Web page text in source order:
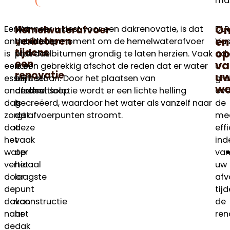
Een
onderuitloop
is
een
essentieel
onderdeel
dat
zorgt
dat
het
water
verticaal
door
de
dakconstructie
naar
de
Het
grote
voordeel
van
een
onderuitloop
is
dat
deze
vaak
op
het
laagste
punt
van
het
dak
Hemelwaterafvoer
verbeteren
tijdens
een
renovatie
Wanneer u kiest voor een dakrenovatie, is dat
het ideale moment om de hemelwaterafvoer
plat dak bitumen grondig te laten herzien. Vaak
is een gebrekkig afschot de reden dat er water
blijft staan. Door het plaatsen van
afschotisolatie wordt er een lichte helling
gecreëerd, waardoor het water als vanzelf naar
de afvoerpunten stroomt.
DLR
u
de
van
uw
de
en